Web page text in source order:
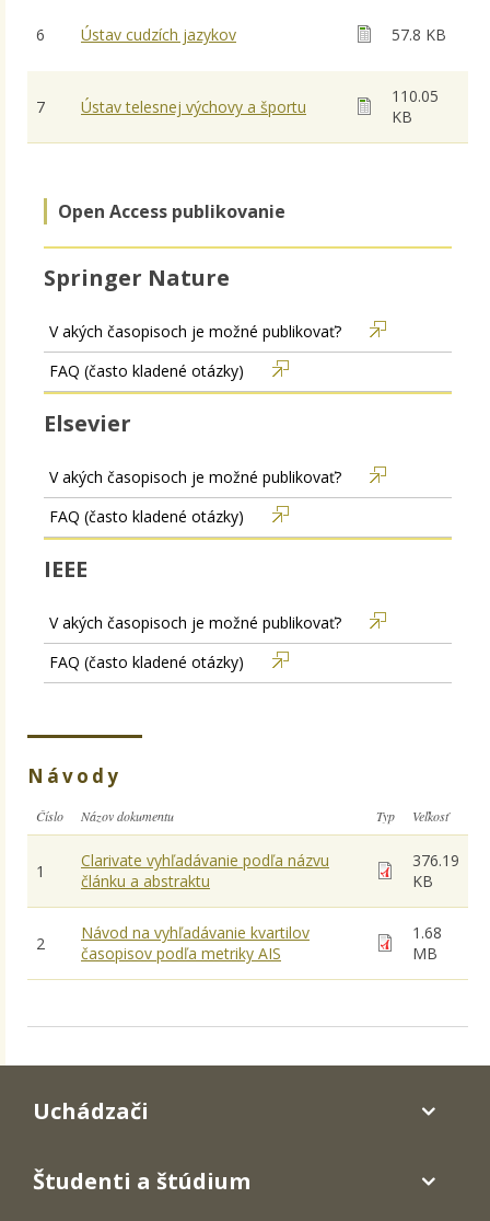
6 Ústav cudzích jazykov 57.8 KB
7 Ústav telesnej výchovy a športu
110.05
KB
Open Access publikovanie
Springer Nature
V akých časopisoch je možné publikovať?
FAQ (často kladené otázky)
Elsevier
V akých časopisoch je možné publikovať?
FAQ (často kladené otázky)
IEEE
V akých časopisoch je možné publikovať?
FAQ (často kladené otázky)
Návody
Číslo Názov dokumentu Typ Veľkosť
1
Clarivate vyhľadávanie podľa názvu
článku a abstraktu
376.19
KB
2
Návod na vyhľadávanie kvartilov
časopisov podľa metriky AIS
1.68
MB
Uchádzači
Študenti a štúdium